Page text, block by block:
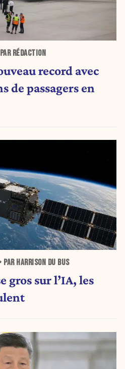
RÉDACTION
record avec
de passagers en
HARRISON DU BUS
gros sur l’IA, les